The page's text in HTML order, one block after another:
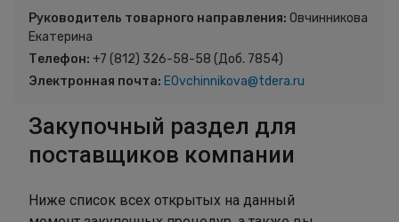
Руководитель товарного направления: Овчинникова
Екатерина
Телефон: +7 (812) 326-58-58 (Доб. 7854)
Электронная почта: EOvchinnikova@tdera.ru